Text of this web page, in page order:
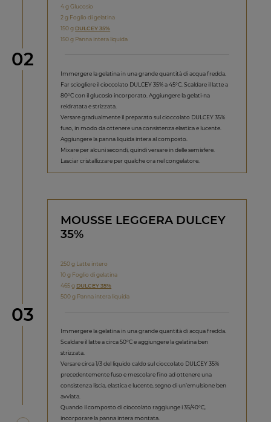
Step
02
4 g Glucosio
2 g Foglio di gelatina
150 g DULCEY 35%
150 g Panna intera liquida
Immergere la gelatina in una grande quantità di acqua fredda.
Far sciogliere il cioccolato DULCEY 35% a 45°C. Scaldare il latte a
80°C con il glucosio incorporato. Aggiungere la gelati‑na
reidratata e strizzata.
Versare gradualmente il preparato sul cioccolato DULCEY 35%
fuso, in modo da ottenere una consistenza elastica e lucente.
Aggiungere la panna liquida intera al composto.
Mixare per alcuni secondi, quindi versare in delle semisfere.
Lasciar cristallizzare per qualche ora nel congelatore.
Step
03
MOUSSE LEGGERA DULCEY
35%
250 g Latte intero
10 g Foglio di gelatina
465 g DULCEY 35%
500 g Panna intera liquida
Immergere la gelatina in una grande quantità di acqua fredda.
Scaldare il latte a circa 50°C e aggiungere la gelatina ben
strizzata.
Versare circa 1/3 del liquido caldo sul cioccolato DULCEY 35%
precedentemente fuso e mescolare fino ad ottenere una
consistenza liscia, elastica e lucente, segno di un’emulsione ben
avviata.
Quando il composto di cioccolato raggiunge i 35/40°C,
incorporare la panna intera montata.